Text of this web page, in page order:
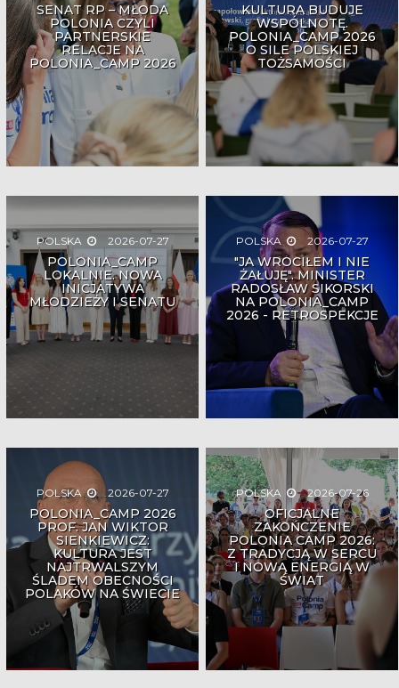
SENAT RP – MŁODA
POLONIA CZYLI
PARTNERSKIE
RELACJE NA
POLONIA_CAMP 2026
KULTURA BUDUJE
WSPÓLNOTĘ.
POLONIA_CAMP 2026
O SILE POLSKIEJ
TOŻSAMOŚCI
POLSKA 2026-07-27
POLONIA_CAMP
LOKALNIE. NOWA
INICJATYWA
MŁODZIEŻY I SENATU
POLSKA 2026-07-27
"JA WRÓCIŁEM I NIE
ŻAŁUJĘ". MINISTER
RADOSŁAW SIKORSKI
NA POLONIA_CAMP
2026 - RETROSPEKCJE
POLSKA 2026-07-27
POLONIA_CAMP 2026
PROF. JAN WIKTOR
SIENKIEWICZ:
KULTURA JEST
NAJTRWALSZYM
ŚLADEM OBECNOŚCI
POLAKÓW NA ŚWIECIE
POLSKA 2026-07-26
OFICJALNE
ZAKOŃCZENIE
POLONIA CAMP 2026:
Z TRADYCJĄ W SERCU
I NOWĄ ENERGIĄ W
ŚWIAT